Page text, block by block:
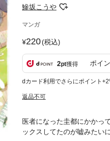
鰺坂こうや
マンガ
220(税込)
2pt獲得 ポイ
dカード利用でさらにポイント
返品不可
医者になった圭都にかかっ
ックスしてたのが嘘みたい